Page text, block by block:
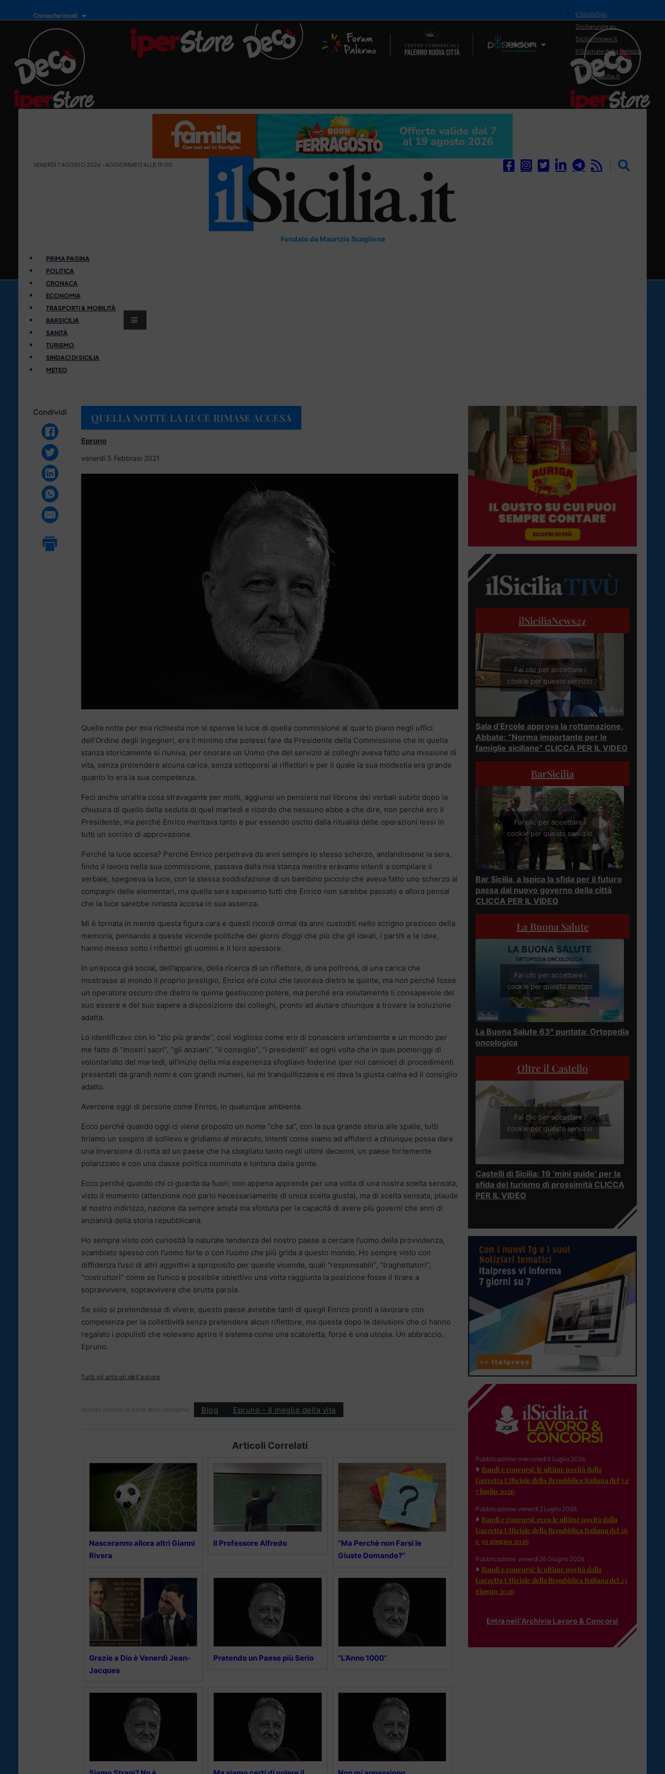
Cronache locali
Il Network
il SiciliaTivù
Siciliarurale.eu
Siciliammare.it
Il Giornale della Bellezza
Siciliamedica.it
Sanitainsicilia.it
VENERDÌ 7 AGOSTO 2026 - AGGIORNATO ALLE 19:00
Fondato da Maurizio Scaglione
PRIMA PAGINA
POLITICA
CRONACA
ECONOMIA
TRASPORTI & MOBILITÀ
BARSICILIA
SANITÀ
TURISMO
SINDACI DI SICILIA
METEO
Condividi QUELLA NOTTE LA LUCE RIMASE ACCESA
Epruno
venerdì 5 Febbraio 2021
Quella notte per mia richiesta non si spense la luce di quella commissione al quarto piano negli uffici
dell’Ordine degli Ingegneri, era il minimo che potessi fare da Presidente della Commissione che in quella
stanza storicamente si riuniva, per onorare un Uomo che del servizio ai colleghi aveva fatto una missione di
vita, senza pretendere alcuna carica, senza sottoporsi ai riflettori e per il quale la sua modestia era grande
quanto lo era la sua competenza.
Feci anche un’altra cosa stravagante per molti, aggiunsi un pensiero nel librone dei verbali subito dopo la
chiusura di quello della seduta di quel martedì e ricordo che nessuno ebbe a che dire, non perché ero il
Presidente, ma perché Enrico meritava tanto e pur essendo uscito dalla ritualità delle operazioni lessi in
tutti un sorriso di approvazione.
Perché la luce accesa? Perché Enrico perpetrava da anni sempre lo stesso scherzo, andandosene la sera,
finito il lavoro nella sua commissione, passava dalla mia stanza mentre eravamo intenti a compilare il
verbale, spegneva la luce, con la stessa soddisfazione di un bambino piccolo che aveva fatto uno scherzo ai
compagni delle elementari, ma quella sera sapevamo tutti che Enrico non sarebbe passato e allora pensai
che la luce sarebbe rimasta accesa in sua assenza.
Mi è tornata in mente questa figura cara e questi ricordi ormai da anni custoditi nello scrigno prezioso della
memoria, pensando a queste vicende politiche dei giorni d’oggi che più che gli ideali, i partiti e le idee,
hanno messo sotto i riflettori gli uomini e il loro spessore.
In un’epoca già social, dell’apparire, della ricerca di un riflettore, di una poltrona, di una carica che
mostrasse al mondo il proprio prestigio, Enrico era colui che lavorava dietro le quinte, ma non perché fosse
un operatore oscuro che dietro le quinte gestiscono potere, ma perché era volutamente li consapevole del
suo essere e del suo sapere a disposizione dei colleghi, pronto ad aiutare chiunque a trovare la soluzione
adatta.
Lo identificavo con lo “zio più grande”, così voglioso come ero di conoscere un’ambiente e un mondo per
me fatto di “mostri sacri”, “gli anziani”, “il consiglio”, “i presidenti” ed ogni volta che in quei pomeriggi di
volontariato del martedì, all’inizio della mia esperienza sfogliavo foderine (per noi camicie) di procedimenti
presentati da grandi nomi e con grandi numeri, lui mi tranquillizzava e mi dava la giusta calma ed il consiglio
adatto.
Avercene oggi di persone come Enrico, in qualunque ambiente.
Ecco perché quando oggi ci viene proposto un nome “che sa”, con la sua grande storia alle spalle, tutti
tiriamo un sospiro di sollievo e gridiamo al miracolo, intenti come siamo ad affidarci a chiunque possa dare
una inversione di rotta ad un paese che ha sbagliato tanto negli ultimi decenni, un paese fortemente
polarizzato e con una classe politica nominata e lontana dalla gente.
Ecco perché quando chi ci guarda da fuori, non appena apprende per una volta di una nostra scelta sensata,
visto il momento (attenzione non parlo necessariamente di unica scelta giusta), ma di scelta sensata, plaude
al nostro indirizzo, nazione da sempre amata ma sfottuta per la capacità di avere più governi che anni di
anzianità della storia repubblicana.
Ho sempre visto con curiosità la naturale tendenza del nostro paese a cercare l’uomo della provvidenza,
scambiato spesso con l’uomo forte o con l’uomo che più grida a questo mondo. Ho sempre visto con
diffidenza l’uso di altri aggettivi a sproposito per queste vicende, quali “responsabili”, “traghettatori”,
“costruttori” come se l’unico e possibile obiettivo una volta raggiunta la posizione fosse il tirare a
sopravvivere, sopravvivere che brutta parola.
Se solo si pretendesse di vivere, questo paese avrebbe tanti di quegli Enrico pronti a lavorare con
competenza per la collettività senza pretendere alcun riflettore, ma questa dopo le delusioni che ci hanno
regalato i populisti che volevano aprire il sistema come una scatoletta, forse è una utopia. Un abbraccio,
Epruno.
Tutti gli articoli dell'autore
Questo articolo fa parte delle categorie: Blog Epruno - Il meglio della vita
Articoli Correlati
Nasceranno allora altri Gianni
Rivera
Il Professore Alfredo
“Ma Perchè non Farsi le
Giuste Domande?”
Grazie a Dio è Venerdì Jean-
Jacques
Pretendo un Paese più Serio “L’Anno 1000”
ilSiciliaNews24
Fai clic per accettare i
cookie per questo servizio
Sala d’Ercole approva la rottamazione,
Abbate: “Norma importante per le
famiglie siciliane” CLICCA PER IL VIDEO
BarSicilia
Fai clic per accettare i
cookie per questo servizio
Bar Sicilia, a Ispica la sfida per il futuro
passa dal nuovo governo della città
CLICCA PER IL VIDEO
La Buona Salute
Fai clic per accettare i
cookie per questo servizio
La Buona Salute 63° puntata: Ortopedia
oncologica
Oltre il Castello
Fai clic per accettare i
cookie per questo servizio
Castelli di Sicilia: 19 ‘mini guide’ per la
sfida del turismo di prossimità CLICCA
PER IL VIDEO
Pubblicazione: mercoledì 8 Luglio 2026
Bandi e concorsi: le ultime novità dalla
Gazzetta Ufficiale della Repubblica Italiana del 3 e
7 luglio 2026
Pubblicazione: venerdì 3 Luglio 2026
Bandi e concorsi: ecco le ultime novità dalla
Gazzetta Ufficiale della Repubblica Italiana del 26
e 30 giugno 2026
Pubblicazione: venerdì 26 Giugno 2026
Bandi e concorsi: le ultime novità dalla
Gazzetta Ufficiale della Repubblica Italiana del 23
giugno 2026
Entra nell'Archivio Lavoro & Concorsi